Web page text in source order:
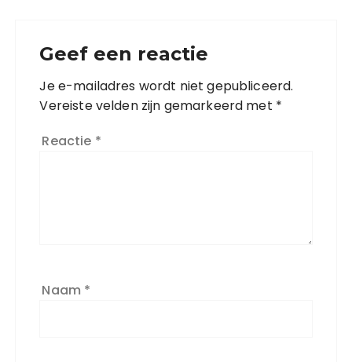
Geef een reactie
Je e-mailadres wordt niet gepubliceerd.
Vereiste velden zijn gemarkeerd met *
Reactie *
Naam *